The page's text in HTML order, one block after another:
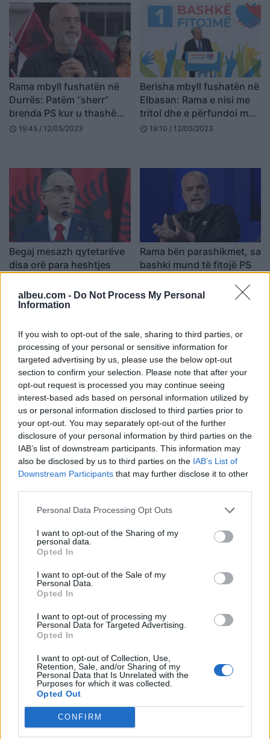
albeu.com - Do Not Process My Personal
Information
If you wish to opt-out of the sale, sharing to third parties, or
processing of your personal or sensitive information for
targeted advertising by us, please use the below opt-out
section to confirm your selection. Please note that after your
opt-out request is processed you may continue seeing
interest-based ads based on personal information utilized by
us or personal information disclosed to third parties prior to
your opt-out. You may separately opt-out of the further
disclosure of your personal information by third parties on the
IAB’s list of downstream participants. This information may
also be disclosed by us to third parties on the IAB’s List of
Downstream Participants that may further disclose it to other
Personal Data Processing Opt Outs
I want to opt-out of the Sharing of my
personal data.
Opted In
I want to opt-out of the Sale of my
Personal Data.
Opted In
I want to opt-out of processing my
Personal Data for Targeted Advertising.
Opted In
I want to opt-out of Collection, Use,
Retention, Sale, and/or Sharing of my
Personal Data that Is Unrelated with the
Purposes for which it was collected.
Opted Out
CONFIRM
Rama mbyll fushatën në
Durrës: Patëm “sherr”
brenda PS kur u thashë
për stacionin e fundit
schedule 19:45 / 12/05/2023
Berisha mbyll fushatën në
Elbasan: Rama e nisi me
tritol dhe e përfundoi me
arrestime
schedule 19:10 / 12/05/2023
Begaj mesazh qytetarëve
disa orë para heshtjes
me përgjegjësi!
18:54 / 12/05/2023
Rama bën parashikmet, sa
bashki mund të fitojë PS
schedule 22:33 / 11/05/2023
Fushata zgjedhore për 14
majin, VOA: U dominua
nga sulmet dhe akuzat,
nuk munguan tonet fyese
19:46 / 11/05/2023
Arsyet pse nuk ka debate
në fushatë!
schedule 18:42 / 10/05/2023
Meta në Pogradec:
Bashkia në prag të
falimentimit, kryetari nuk
bëri asgjë
19:03 / 09/05/2023
e paligjshme: SPAK t’i bëjë
një vizitë kompanive që
Tiranës këto 3 muaj
Berisha: Rama ka